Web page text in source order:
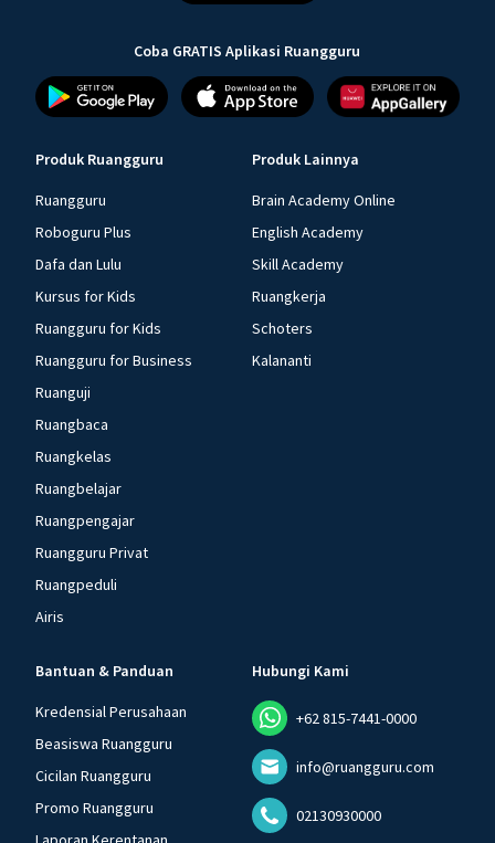
Coba GRATIS Aplikasi Ruangguru
Produk Ruangguru
Ruangguru
Roboguru Plus
Dafa dan Lulu
Kursus for Kids
Ruangguru for Kids
Ruangguru for Business
Ruanguji
Ruangbaca
Ruangkelas
Ruangbelajar
Ruangpengajar
Ruangguru Privat
Ruangpeduli
Airis
Produk Lainnya
Brain Academy Online
English Academy
Skill Academy
Ruangkerja
Schoters
Kalananti
Bantuan & Panduan
Kredensial Perusahaan
Beasiswa Ruangguru
Cicilan Ruangguru
Promo Ruangguru
Hubungi Kami
+62 815-7441-0000
info@ruangguru.com
02130930000